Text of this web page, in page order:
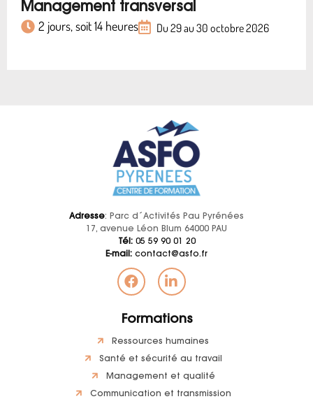
Management transversal
2 jours, soit 14 heures Du 29 au 30 octobre 2026
Adresse: Parc d´Activités Pau Pyrénées
17, avenue Léon Blum 64000 PAU
Tél:05 59 90 01 20
E-mail: contact@asfo.fr
Formations
Ressources humaines
Santé et sécurité au travail
Management et qualité
Communication et transmission